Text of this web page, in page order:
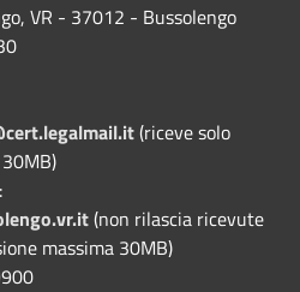
VR - 37012 - Bussolengo
(riceve solo
(non rilascia ricevute
massima 30MB)